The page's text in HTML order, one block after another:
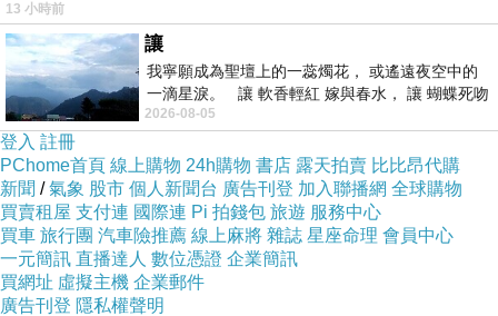
1. 使用時牙齦或口腔若出現不適反應(如
紅、腫、疼痛等)，請即停止使用，並諮
詢牙醫師。
13 小時前
讓
我寧願成為聖壇上的一蕊燭花， 或遙遠夜空中的
一滴星淚。 讓 軟香輕紅 嫁與春水， 讓 蝴蝶死吻
夏日最後一瓣玫瑰， 讓
2026-08-05
登入 註冊
PChome首頁 線上購物 24h購物 書店 露天拍賣 比比昂代購
新聞 /氣象 股市 個人新聞台 廣告刊登 加入聯播網 全球購物
買賣租屋 支付連 國際連 Pi 拍錢包 旅遊 服務中心
買車 旅行團 汽車險推薦 線上麻將 雜誌 星座命理 會員中心
一元簡訊 直播達人 數位憑證 企業簡訊
買網址 虛擬主機 企業郵件
廣告刊登 隱私權聲明